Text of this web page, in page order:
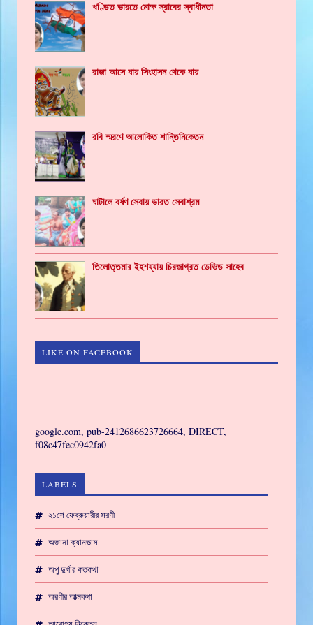
খণ্ডিত ভারতে মোক্ষ স্রাবের স্বাধীনতা
রাজা আসে যায় সিংহাসন থেকে যায়
রবি স্মরণে আলোকিত শান্তিনিকেতন
ঘাটালে বর্ষণ সেবায় ভারত সেবাশ্রম
তিলোত্তমার ইহশয্যায় চিরজাগ্রত ডেভিড সাহেব
LIKE ON FACEBOOK
google.com, pub-2412686623726664, DIRECT,
f08c47fec0942fa0
LABELS
২১শে ফেব্রুয়ারীর সরণী
অজানা ক্যানভাস
অপু দুর্গার কতকথা
অরণীর আত্মকথা